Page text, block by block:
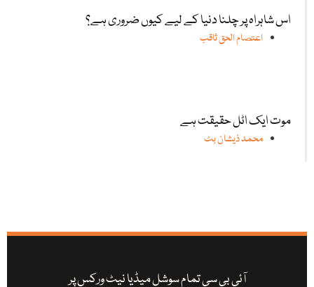
اس شاہراہ پر چلنا دنیا کے لیے کیوں ضروری ہے؟
اعتصام الحق ثاقب
موت ایک اٹل حقیقت ہے
محمد ذیشان بٹ
آئی بی سی تمام سوشل میڈیا نیٹ ورکس پر